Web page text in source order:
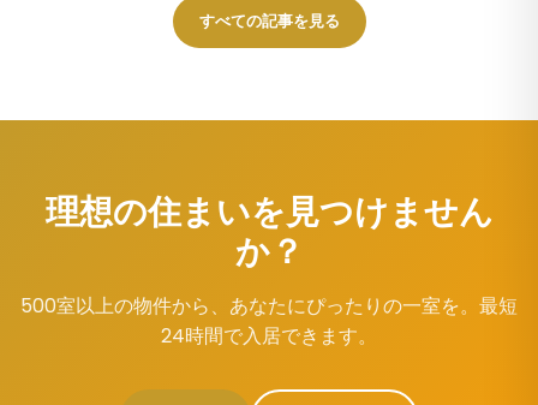
すべての記事を見る
理想の住まいを見つけません
か？
500室以上の物件から、あなたにぴったりの一室を。最短
24時間で入居できます。